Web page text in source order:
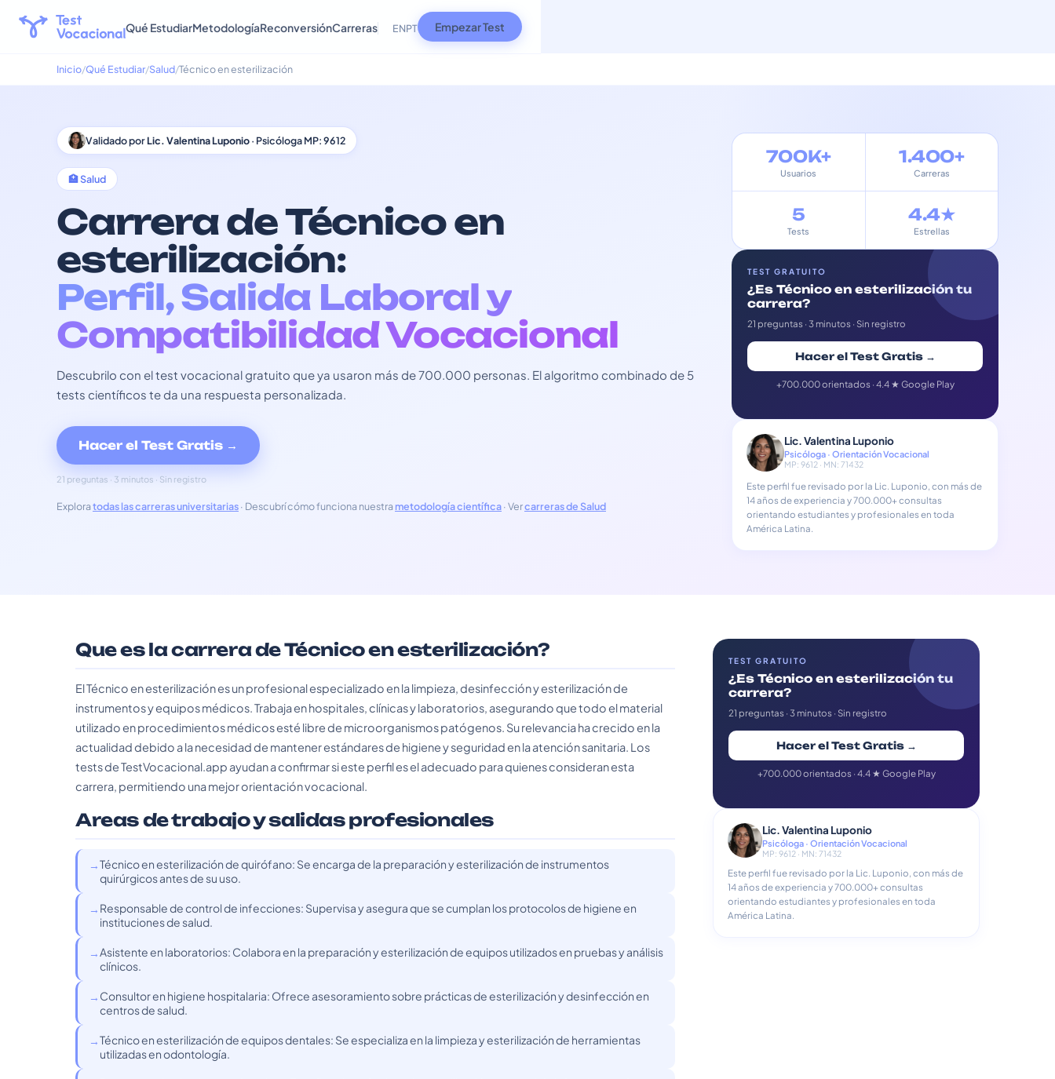
Qué EstudiarMetodologíaReconversiónCarreras ENPT Empezar Test
Inicio Qué Estudiar Salud Técnico en esterilización
Validado porLic. Valentina Luponio· Psicóloga MP: 9612
🏥 Salud
Carrera de Técnico en
esterilización:
Perfil, Salida Laboral y
Compatibilidad Vocacional
Descubrilo con el test vocacional gratuito que ya usaron más de 700.000 personas. El algoritmo combinado de 5
tests científicos te da una respuesta personalizada.
Hacer el Test Gratis →
21 preguntas · 3 minutos · Sin registro
Exploratodas las carreras universitarias· Descubrí cómo funciona nuestra metodología científica· Vercarreras de Salud
700K+
Usuarios
1.400+
Carreras
5
Tests
4.4★
Estrellas
TEST GRATUITO
¿Es Técnico en esterilización tu
carrera?
21 preguntas · 3 minutos · Sin registro
Hacer el Test Gratis →
+700.000 orientados · 4.4 ★ Google Play
Lic. Valentina Luponio
Psicóloga · Orientación Vocacional
MP: 9612 · MN: 71432
Este perfil fue revisado por la Lic. Luponio, con más de
14 años de experiencia y 700.000+ consultas
orientando estudiantes y profesionales en toda
América Latina.
Que es la carrera de Técnico en esterilización?
El Técnico en esterilización es un profesional especializado en la limpieza, desinfección y esterilización de
instrumentos y equipos médicos. Trabaja en hospitales, clínicas y laboratorios, asegurando que todo el material
utilizado en procedimientos médicos esté libre de microorganismos patógenos. Su relevancia ha crecido en la
actualidad debido a la necesidad de mantener estándares de higiene y seguridad en la atención sanitaria. Los
tests de TestVocacional.app ayudan a confirmar si este perfil es el adecuado para quienes consideran esta
carrera, permitiendo una mejor orientación vocacional.
Areas de trabajo y salidas profesionales
Técnico en esterilización de quirófano: Se encarga de la preparación y esterilización de instrumentos
quirúrgicos antes de su uso.
Responsable de control de infecciones: Supervisa y asegura que se cumplan los protocolos de higiene en
instituciones de salud.
Asistente en laboratorios: Colabora en la preparación y esterilización de equipos utilizados en pruebas y análisis
clínicos.
Consultor en higiene hospitalaria: Ofrece asesoramiento sobre prácticas de esterilización y desinfección en
centros de salud.
Técnico en esterilización de equipos dentales: Se especializa en la limpieza y esterilización de herramientas
utilizadas en odontología.
TEST GRATUITO
¿Es Técnico en esterilización tu
carrera?
21 preguntas · 3 minutos · Sin registro
Hacer el Test Gratis →
+700.000 orientados · 4.4 ★ Google Play
Lic. Valentina Luponio
Psicóloga · Orientación Vocacional
MP: 9612 · MN: 71432
Este perfil fue revisado por la Lic. Luponio, con más de
14 años de experiencia y 700.000+ consultas
orientando estudiantes y profesionales en toda
América Latina.